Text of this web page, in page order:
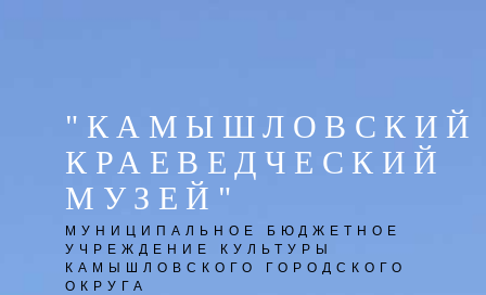
"КАМЫШЛОВСКИЙ
КРАЕВЕДЧЕСКИЙ
МУЗЕЙ"
МУНИЦИПАЛЬНОЕ БЮДЖЕТНОЕ
УЧРЕЖДЕНИЕ КУЛЬТУРЫ
КАМЫШЛОВСКОГО ГОРОДСКОГО
ОКРУГА